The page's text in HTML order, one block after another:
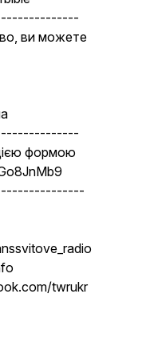
ви можете
формою
twrukr